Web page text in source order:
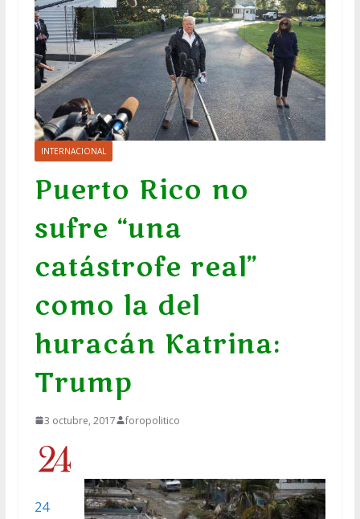
INTERNACIONAL
Puerto Rico no
sufre “una
catástrofe real”
como la del
huracán Katrina:
Trump
3 octubre, 2017 foropolitico
24